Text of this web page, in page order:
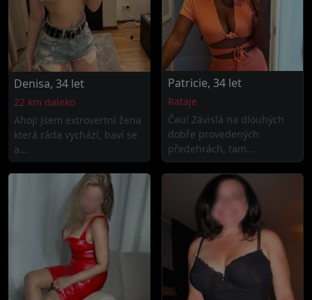
Denisa, 34 let
22 km daleko
Ahoj! Jsem extrovertní žena
která ráda vychází, baví se
a...
Patricie, 34 let
Rataje
Čau! Závislá na dlouhých
dobře provedených
předehrách, tam...